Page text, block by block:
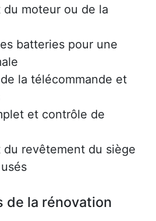
du moteur ou de la
batteries pour une
la télécommande et
et contrôle de
du revêtement du siège
de la rénovation